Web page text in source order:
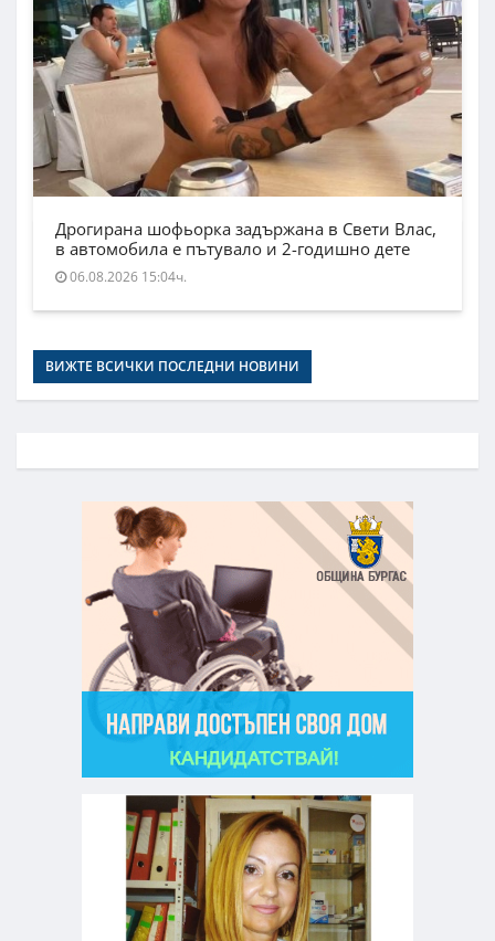
Дрогирана шофьорка задържана в Свети Влас,
в автомобила е пътувало и 2-годишно дете
06.08.2026 15:04ч.
ВИЖТЕ ВСИЧКИ ПОСЛЕДНИ НОВИНИ